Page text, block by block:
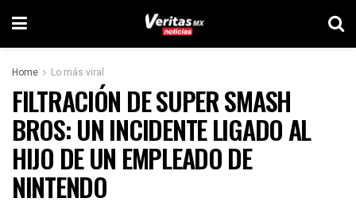
Home Lo más viral
FILTRACIÓN DE SUPER SMASH
BROS: UN INCIDENTE LIGADO AL
HIJO DE UN EMPLEADO DE
NINTENDO